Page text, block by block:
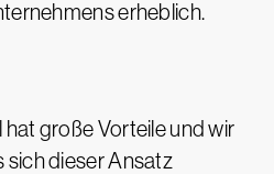
erheblich.
große Vorteile und wir
sich dieser Ansatz